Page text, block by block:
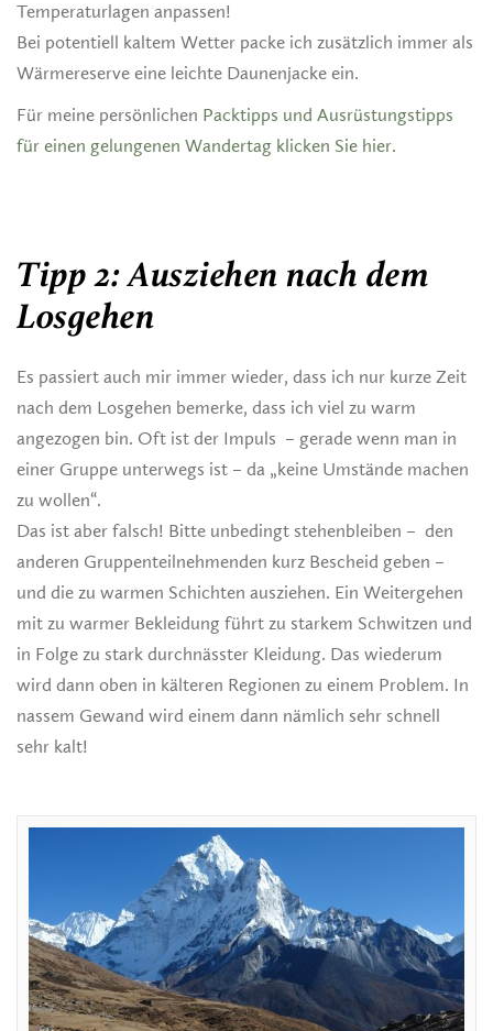
Temperaturlagen anpassen!
Bei potentiell kaltem Wetter packe ich zusätzlich immer als
Wärmereserve eine leichte Daunenjacke ein.
Für meine persönlichen Packtipps und Ausrüstungstipps
für einen gelungenen Wandertag klicken Sie hier.
Tipp 2: Ausziehen nach dem
Losgehen
Es passiert auch mir immer wieder, dass ich nur kurze Zeit
nach dem Losgehen bemerke, dass ich viel zu warm
angezogen bin. Oft ist der Impuls – gerade wenn man in
einer Gruppe unterwegs ist – da „keine Umstände machen
zu wollen“.
Das ist aber falsch! Bitte unbedingt stehenbleiben – den
anderen Gruppenteilnehmenden kurz Bescheid geben –
und die zu warmen Schichten ausziehen. Ein Weitergehen
mit zu warmer Bekleidung führt zu starkem Schwitzen und
in Folge zu stark durchnässter Kleidung. Das wiederum
wird dann oben in kälteren Regionen zu einem Problem. In
nassem Gewand wird einem dann nämlich sehr schnell
sehr kalt!